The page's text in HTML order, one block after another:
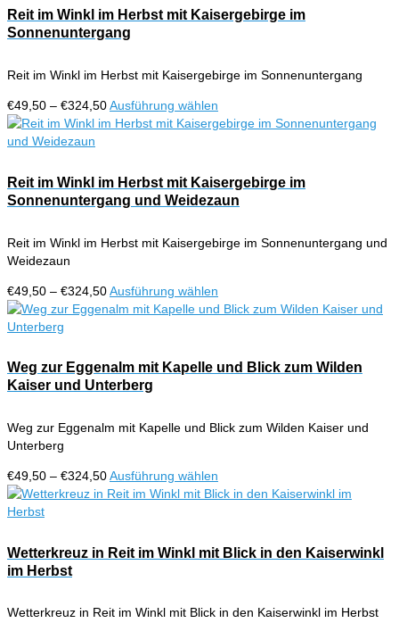
Produktseite
€324,50
mehrere
Varianten
Optionen
auf
der
werden
Reit im Winkl im Herbst mit Kaisergebirge im
Sonnenuntergang
Reit im Winkl im Herbst mit Kaisergebirge im Sonnenuntergang
€49,50 – €324,50Preisspanne:
€49,50
Ausführung wählen
Produkt
Varianten
auf.
Die
können
Produktseite
gewählt
Reit im Winkl im Herbst mit Kaisergebirge im
Sonnenuntergang und Weidezaun
Reit im Winkl im Herbst mit Kaisergebirge im Sonnenuntergang und
Weidezaun
€49,50 – €324,50Preisspanne:
€49,50
Ausführung wählen
Produkt
Varianten
auf.
können
Produktseite
gewählt
Weg zur Eggenalm mit Kapelle und Blick zum Wilden
Kaiser und Unterberg
Weg zur Eggenalm mit Kapelle und Blick zum Wilden Kaiser und
Unterberg
€49,50 – €324,50Preisspanne:
€49,50
Ausführung wählen
Produkt
Varianten
auf.
können
Wetterkreuz in Reit im Winkl mit Blick in den Kaiserwinkl
im Herbst
Wetterkreuz in Reit im Winkl mit Blick in den Kaiserwinkl im Herbst